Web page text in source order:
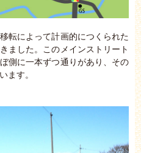
転によって計画的につくられた
ました。このメインストリート
側に一本ずつ通りがあり、その
ます。